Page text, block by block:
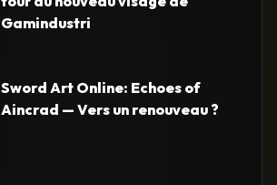
Gamindustri
Sword Art Online: Echoes of
Aincrad — Vers un renouveau ?